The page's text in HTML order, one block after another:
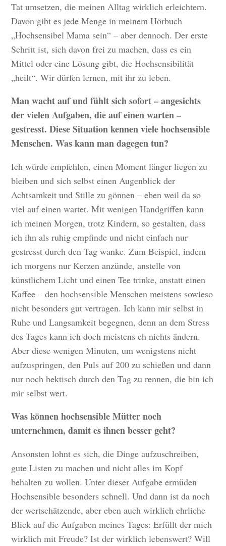
Tat umsetzen, die meinen Alltag wirklich erleichtern.
Davon gibt es jede Menge in meinem Hörbuch
„Hochsensibel Mama sein“ – aber dennoch. Der erste
Schritt ist, sich davon frei zu machen, dass es ein
Mittel oder eine Lösung gibt, die Hochsensibilität
„heilt“. Wir dürfen lernen, mit ihr zu leben.
Man wacht auf und fühlt sich sofort – angesichts
der vielen Aufgaben, die auf einen warten –
gestresst. Diese Situation kennen viele hochsensible
Menschen. Was kann man dagegen tun?
Ich würde empfehlen, einen Moment länger liegen zu
bleiben und sich selbst einen Augenblick der
Achtsamkeit und Stille zu gönnen – eben weil da so
viel auf einen wartet. Mit wenigen Handgriffen kann
ich meinen Morgen, trotz Kindern, so gestalten, dass
ich ihn als ruhig empfinde und nicht einfach nur
gestresst durch den Tag wanke. Zum Beispiel, indem
ich morgens nur Kerzen anzünde, anstelle von
künstlichem Licht und einen Tee trinke, anstatt einen
Kaffee – den hochsensible Menschen meistens sowieso
nicht besonders gut vertragen. Ich kann mir selbst in
Ruhe und Langsamkeit begegnen, denn an dem Stress
des Tages kann ich doch meistens eh nichts ändern.
Aber diese wenigen Minuten, um wenigstens nicht
aufzuspringen, den Puls auf 200 zu schießen und dann
nur noch hektisch durch den Tag zu rennen, die bin ich
mir selbst wert.
Was können hochsensible Mütter noch
unternehmen, damit es ihnen besser geht?
Ansonsten lohnt es sich, die Dinge aufzuschreiben,
gute Listen zu machen und nicht alles im Kopf
behalten zu wollen. Unter dieser Aufgabe ermüden
Hochsensible besonders schnell. Und dann ist da noch
der wertschätzende, aber eben auch wirklich ehrliche
Blick auf die Aufgaben meines Tages: Erfüllt der mich
wirklich mit Freude? Ist der wirklich lebenswert? Will